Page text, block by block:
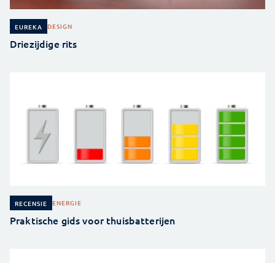
EUREKA DESIGN
Driezijdige rits
RECENSIE ENERGIE
Praktische gids voor thuisbatterijen